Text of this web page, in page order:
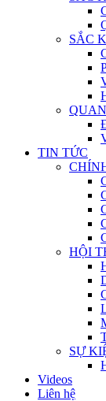
SẮC
TIN TỨC
HỘI
SỰ
Videos
Liên hệ